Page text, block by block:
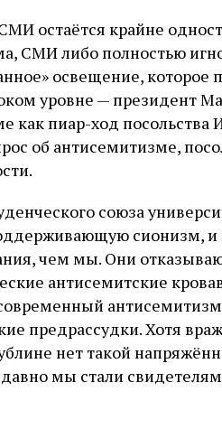
остаётся крайне
СМИ либо полностью
освещение,
уровне — президент
как пиар-ход посольства
об антисемитизме,
союза
сионизм, и
чем мы. Они
антисемитские
предрассудки. Хотя
нет такой
мы стали